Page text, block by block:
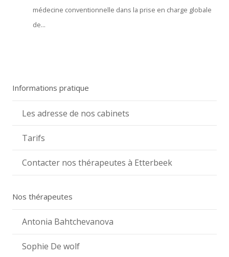
médecine conventionnelle dans la prise en charge globale
de...
Informations pratique
Les adresse de nos cabinets
Tarifs
Contacter nos thérapeutes à Etterbeek
Nos thérapeutes
Antonia Bahtchevanova
Sophie De wolf